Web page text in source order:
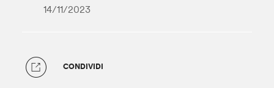
14/11/2023
CONDIVIDI